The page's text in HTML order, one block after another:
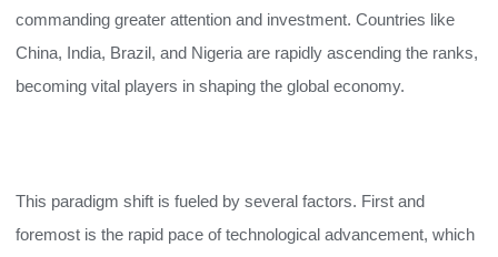
commanding greater attention and investment. Countries like
China, India, Brazil, and Nigeria are rapidly ascending the ranks,
becoming vital players in shaping the global economy.
This paradigm shift is fueled by several factors. First and
foremost is the rapid pace of technological advancement, which